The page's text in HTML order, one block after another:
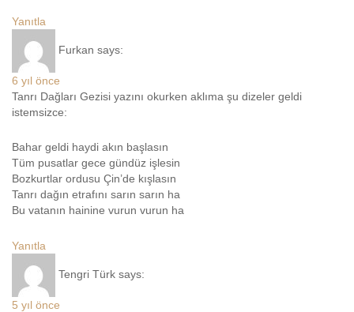
Yanıtla
Furkan says:
6 yıl önce
Tanrı Dağları Gezisi yazını okurken aklıma şu dizeler geldi
istemsizce:
Bahar geldi haydi akın başlasın
Tüm pusatlar gece gündüz işlesin
Bozkurtlar ordusu Çin’de kışlasın
Tanrı dağın etrafını sarın sarın ha
Bu vatanın hainine vurun vurun ha
Yanıtla
Tengri Türk says:
5 yıl önce